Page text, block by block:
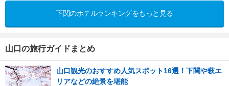
下関のホテルランキングをもっと見る
山口の旅行ガイドまとめ
山口観光のおすすめ人気スポット16選！下関や萩エ
リアなどの絶景を堪能